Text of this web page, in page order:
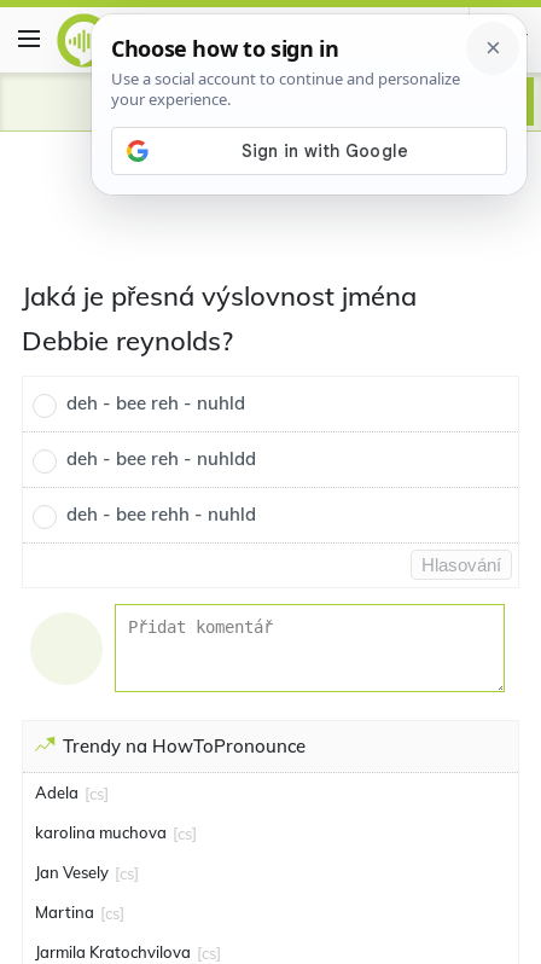
Jaká je přesná výslovnost jména
Debbie reynolds?
deh - bee reh - nuhld
deh - bee reh - nuhldd
deh - bee rehh - nuhld
Hlasování
Trendy na HowToPronounce
Adela [cs]
karolina muchova [cs]
Jan Vesely [cs]
Martina [cs]
Jarmila Kratochvilova [cs]